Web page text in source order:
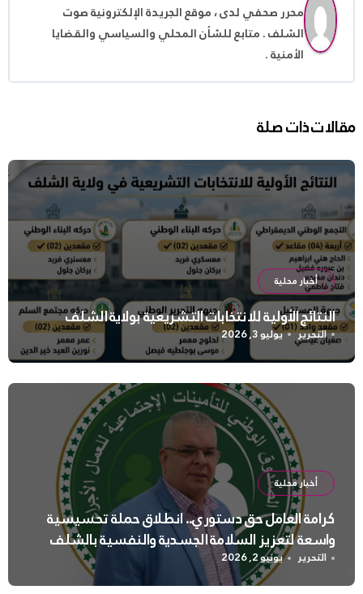
محرر صحفي لدى ، موقع الجريدة الإلكترونية صوت
الشلف . متابع للشأن المحلي والسياسي والقضايا
الأمنية .
مقالات ذات صلة
أخبار محلية
النتائج الأولية للانتخابات التشريعية بولاية الشلف
التحرير يوليو 3, 2026
أخبار محلية
كرامة العامل حق دستوري.. انطلاق حملة تحسيسية
واسعة لتعزيز السلامة الجسدية والنفسية بالشلف
التحرير يونيو 2, 2026